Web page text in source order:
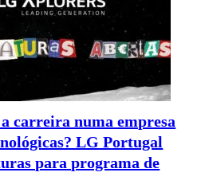
carreira numa empresa
LG Portugal
para programa de